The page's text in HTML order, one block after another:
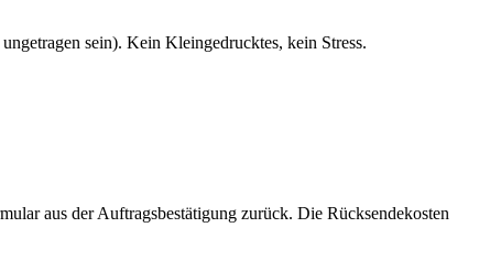
sein). Kein Kleingedrucktes, kein Stress.
aus der Auftragsbestätigung zurück. Die Rücksendekosten